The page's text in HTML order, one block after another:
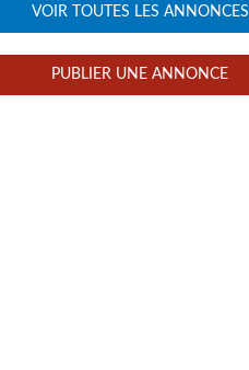
VOIR TOUTES LES ANNONCES
PUBLIER UNE ANNONCE